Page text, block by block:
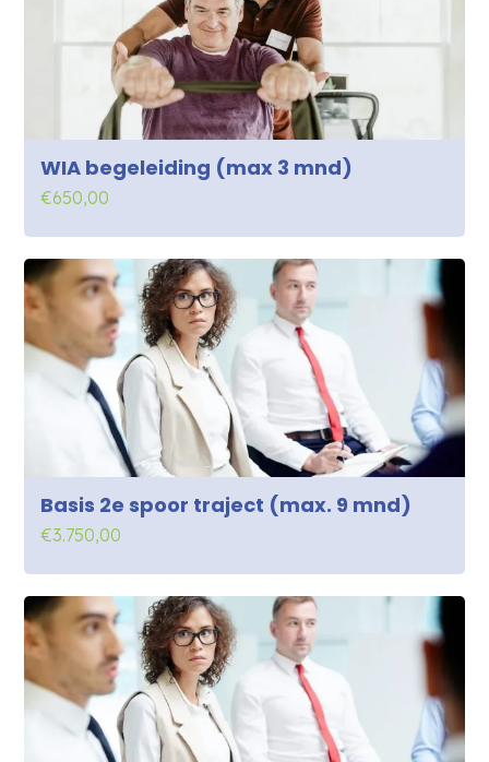
WIA begeleiding (max 3 mnd)
€650,00
Basis 2e spoor traject (max. 9 mnd)
€3.750,00